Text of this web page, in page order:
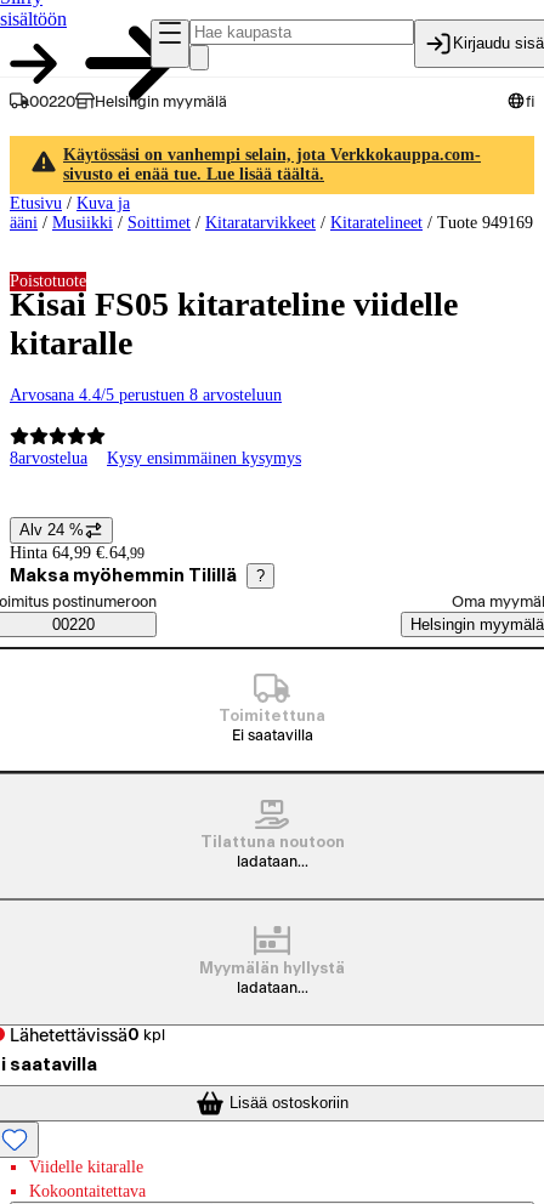
sisältöön
Kirjaudu
00220 Helsingin myymälä fi
Käytössäsi on vanhempi selain, jota Verkkokauppa.com-
sivusto ei enää tue. Lue lisää täältä.
Etusivu / Kuva ja
ääni / Musiikki / Soittimet / Kitaratarvikkeet / Kitaratelineet / Tuote 949169
Kisai FS05 kitarateline viidelle
kitaralle
Arvosana 4.4/5 perustuen 8 arvosteluun
8arvostelua Kysy ensimmäinen kysymys
Poistotuote
Hintatiedot
Alv 24 %
Hinta 64,99 €. 64,99
Maksa myöhemmin Tilillä ?
Saatavuustiedot
tilaustapa
postinumeroon
00220
Oma
Helsingin myymälä
Toimitettuna
Ei saatavilla
Tilattuna noutoon
ladataan...
Myymälän hyllystä
ladataan...
Lähetettävissä0 kpl
saatavilla
Lisää ostoskoriin
Viidelle kitaralle
Kokoontaitettava